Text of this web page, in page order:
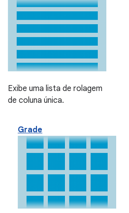
Exibe uma lista de rolagem
de coluna única.
Grade